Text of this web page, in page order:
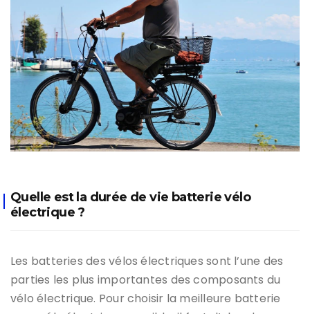
Quelle est la durée de vie batterie vélo
électrique ?
Les batteries des vélos électriques sont l’une des
parties les plus importantes des composants du
vélo électrique. Pour choisir la meilleure batterie